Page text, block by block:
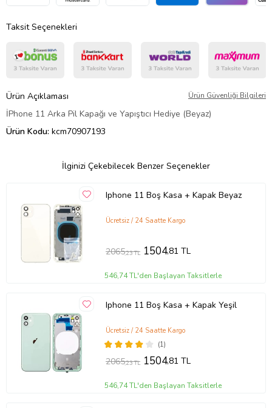
Taksit Seçenekleri
Ürün Açıklaması Ürün Güvenliği Bilgileri
İPhone 11 Arka Pil Kapağı ve Yapıştıcı Hediye (Beyaz)
Ürün Kodu: kcm70907193
İlginizi Çekebilecek Benzer Seçenekler
Iphone 11 Boş Kasa + Kapak Beyaz
Ücretsiz / 24 Saatte Kargo
2065,23 TL 1504,81 TL
546,74 TL'den Başlayan Taksitlerle
Iphone 11 Boş Kasa + Kapak Yeşil
(1)
Ücretsiz / 24 Saatte Kargo
2065,23 TL 1504,81 TL
546,74 TL'den Başlayan Taksitlerle